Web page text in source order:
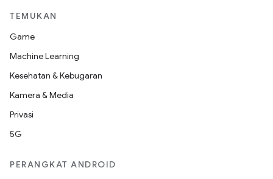
TEMUKAN
Game
Machine Learning
Kesehatan & Kebugaran
Kamera & Media
Privasi
5G
PERANGKAT ANDROID